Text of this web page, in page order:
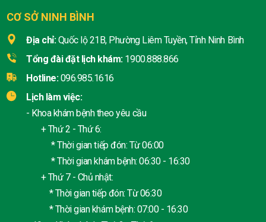
CƠ SỞ NINH BÌNH
Địa chỉ: Quốc lộ 21B, Phường Liêm Tuyền, Tỉnh Ninh Bình
Tổng đài đặt lịch khám: 1900.888.866
Hotline: 096.985.1616
Lịch làm việc:
- Khoa khám bệnh theo yêu cầu
+ Thứ 2 - Thứ 6:
* Thời gian tiếp đón: Từ 06:00
* Thời gian khám bệnh: 06:30 - 16:30
+ Thứ 7 - Chủ nhật:
* Thời gian tiếp đón: Từ 06:30
* Thời gian khám bệnh: 07:00 - 16:30